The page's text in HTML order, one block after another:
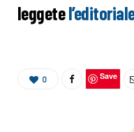
leggete
0 Save